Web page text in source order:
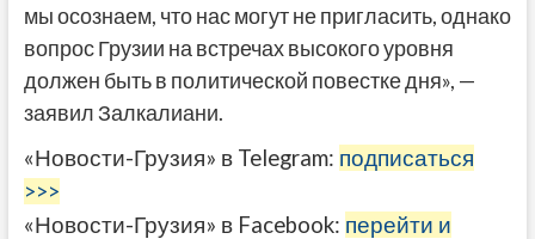
мы осознаем, что нас могут не пригласить, однако
вопрос Грузии на встречах высокого уровня
должен быть в политической повестке дня», —
заявил Залкалиани.
«Новости-Грузия» в Telegram: подписаться
>>>
«Новости-Грузия» в Facebook: перейти и